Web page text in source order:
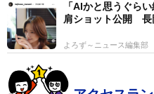
「AIかと思うぐら
肩ショット公開 長
よろず～ニュース編集部